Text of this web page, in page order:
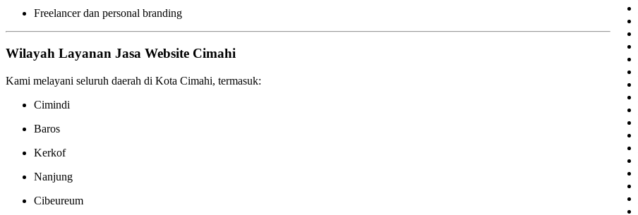
Freelancer dan personal branding
Wilayah Layanan Jasa Website Cimahi
Kami melayani seluruh daerah di Kota Cimahi, termasuk:
Cimindi
Baros
Kerkof
Nanjung
Cibeureum